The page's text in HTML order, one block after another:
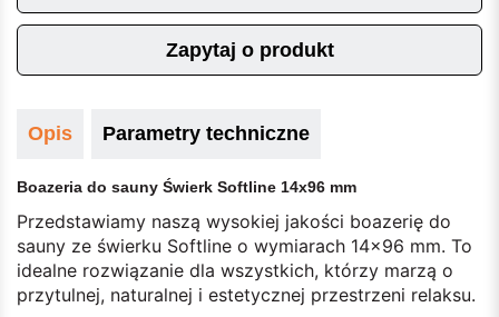
Zapytaj o produkt
Opis Parametry techniczne
Boazeria do sauny Świerk Softline 14x96 mm
Przedstawiamy naszą wysokiej jakości boazerię do
sauny ze świerku Softline o wymiarach 14x96 mm. To
idealne rozwiązanie dla wszystkich, którzy marzą o
przytulnej, naturalnej i estetycznej przestrzeni relaksu.